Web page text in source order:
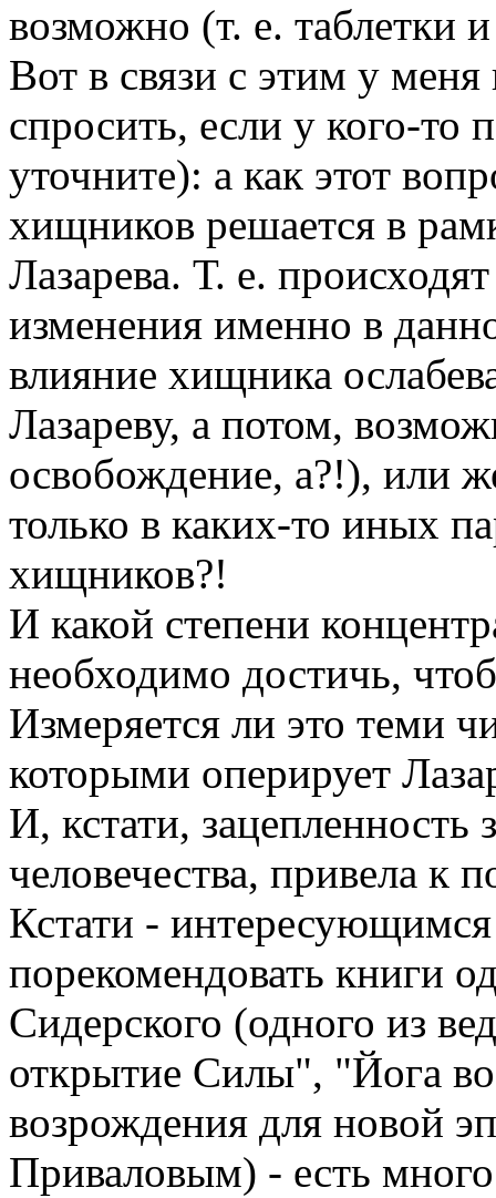
возможно (т. е. таблетки
Вот в связи с этим у
спросить, если у кого-то
уточните): а как этот
хищников решается в
Лазарева. Т. е.
изменения именно в
влияние хищника
Лазареву, а потом,
освобождение, а?!), или
только в каких-то иных
хищников?!
И какой степени
необходимо достичь,
Измеряется ли это теми
которыми оперирует
И, кстати, зацепленность
человечества, привела к
Кстати -
порекомендовать книги
Сидерского (одного из
открытие Силы", "Йога
возрождения для новой
Приваловым) - есть